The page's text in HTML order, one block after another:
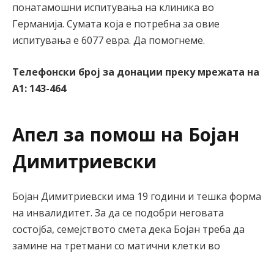
понатамошни испитувања на клиника во
Германија. Сумата која е потребна за овие
испитувања е 6077 евра. Да помогнеме.
Телефонски број за донации преку мрежата на
А1: 143-464
Апел за помош на Бојан
Димитриевски
Бојан Димитриевски има 19 години и тешка форма
на инвалидитет. За да се подобри неговата
состојба, семејството смета дека Бојан треба да
замине на третмани со матични клетки во